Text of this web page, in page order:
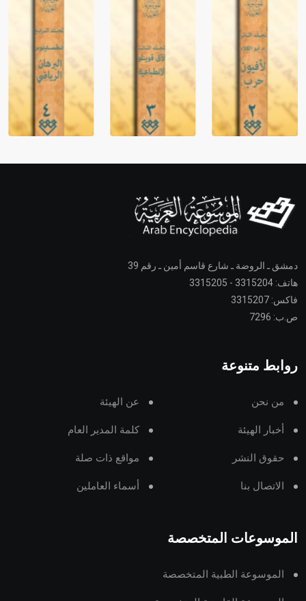
دمشق ـ الروضة ـ شارع قاسم أمين ـ رقم 39
هاتف: 3315204 - 3315205
فاكس: 3315207
ص.ب: 7296
روابط متنوعة
من نحن عن الهيئة
أخبار الهيئة كلمة المدير العام
حقوق النشر مواقع ذات صلة
الاتصال بنا أسماء العاملين
الموسوعات المتخصصة
الموسوعة الطبية المتخصصة